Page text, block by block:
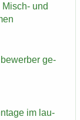
und
ge­
im lau­